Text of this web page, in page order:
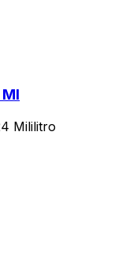
Ml
Mililitro